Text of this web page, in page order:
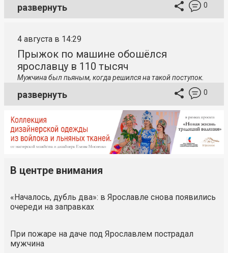
развернуть 0
4 августа в 14:29
Прыжок по машине обошёлся
ярославцу в 110 тысяч
Мужчина был пьяным, когда решился на такой поступок.
развернуть 0
В центре внимания
«Началось, дубль два»: в Ярославле снова появились
очереди на заправках
При пожаре на даче под Ярославлем пострадал
мужчина